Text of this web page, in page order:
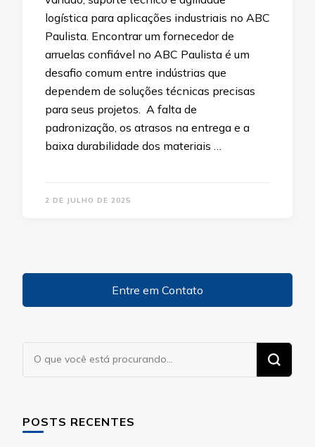
logística para aplicações industriais no ABC
Paulista. Encontrar um fornecedor de
arruelas confiável no ABC Paulista é um
desafio comum entre indústrias que
dependem de soluções técnicas precisas
para seus projetos. A falta de
padronização, os atrasos na entrega e a
baixa durabilidade dos materiais …
2 DE JULHO DE 2025
Entre em Contato
Procurando
POSTS RECENTES